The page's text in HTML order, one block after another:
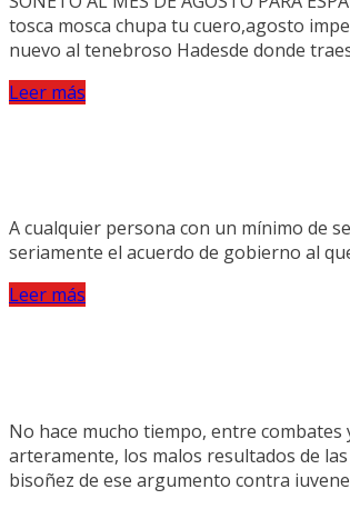
tosca mosca chupa tu cuero,agosto
nuevo al tenebroso Hadesde donde
Leer más
A cualquier persona con un mínimo de
seriamente el acuerdo de gobierno al
Leer más
No hace mucho tiempo, entre
arteramente, los malos resultados de
bisoñez de ese argumento contra